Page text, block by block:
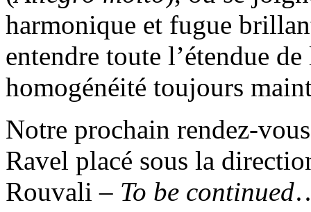
harmonique et fugue
entendre toute l’étendue
homogénéité toujours
Notre prochain rendez-
Ravel placé sous la
Rouvali – To be continued